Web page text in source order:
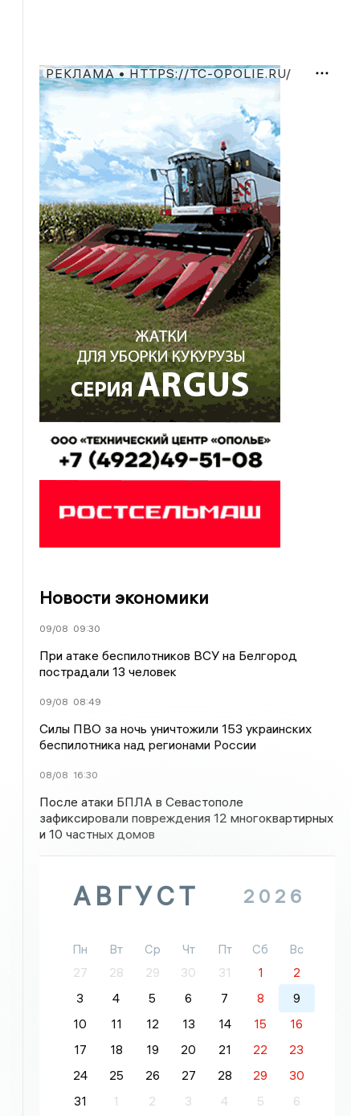
РЕКЛАМА • HTTPS://TC-OPOLIE.RU/
Новости экономики
09/08 09:30
При атаке беспилотников ВСУ на Белгород
пострадали 13 человек
09/08 08:49
Силы ПВО за ночь уничтожили 153 украинских
беспилотника над регионами России
08/08 16:30
После атаки БПЛА в Севастополе
зафиксировали повреждения 12 многоквартирных
и 10 частных домов
АВГУСТ 2026
Пн Вт Ср Чт Пт Сб
Вс
27
28 29 30 31 1
2
3
4 5 6 7 8
9
10
11 12 13 14 15
16
17
18 19 20 21 22
23
24
25 26 27 28 29
30
31
1 2 3 4 5 6